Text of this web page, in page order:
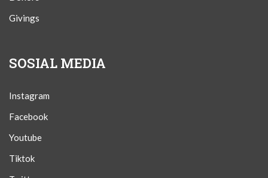
Givings
SOSIAL MEDIA
Instagram
Facebook
Youtube
Tiktok